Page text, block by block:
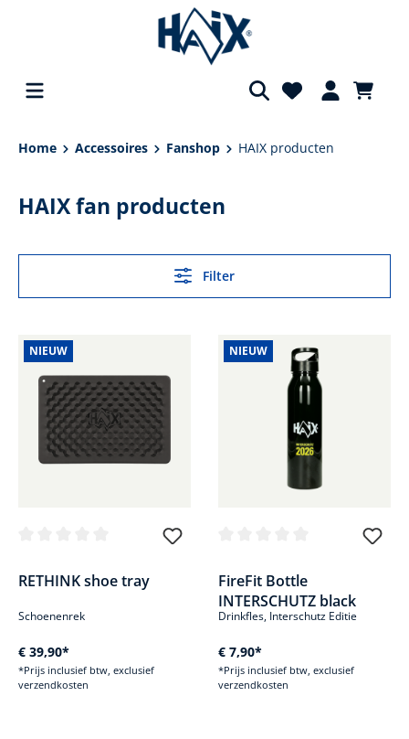
Home Accessoires Fanshop HAIX producten
HAIX fan producten
Filter
NIEUW
RETHINK shoe tray
Schoenenrek
€ 39,90*
*Prijs inclusief btw, exclusief
verzendkosten
NIEUW
FireFit Bottle
INTERSCHUTZ black
Drinkfles, Interschutz Editie
€ 7,90*
*Prijs inclusief btw, exclusief
verzendkosten